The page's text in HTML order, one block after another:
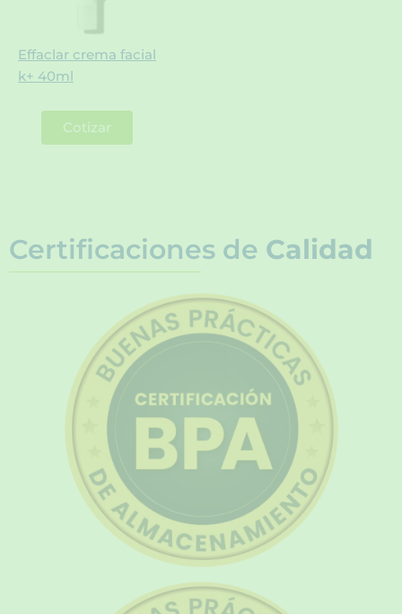
Effaclar crema facial
k+ 40ml
Cotizar
Certificaciones de Calidad